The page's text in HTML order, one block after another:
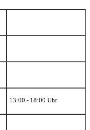
13:00 - 18:00 Uhr